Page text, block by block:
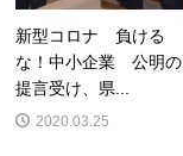
新型コロナ 負ける
な！中小企業 公明の
提言受け、県...
2020.03.25